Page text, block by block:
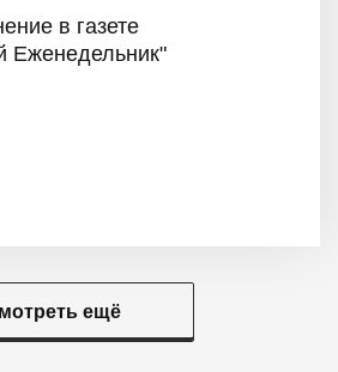
в газете
Еженедельник"
ещё